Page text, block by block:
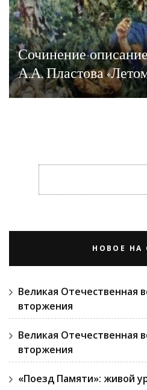
Сочинение-
А.А. Пластова
НОВОЕ НА
Великая Отечественная
вторжения
Великая Отечественная
вторжения
«Поезд Памяти»: живой